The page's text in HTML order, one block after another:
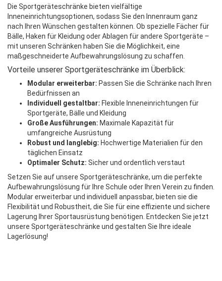
Die Sportgeräteschränke bieten vielfältige
Inneneinrichtungsoptionen, sodass Sie den Innenraum ganz
nach Ihren Wünschen gestalten können. Ob spezielle Fächer für
Bälle, Haken für Kleidung oder Ablagen für andere Sportgeräte –
mit unseren Schränken haben Sie die Möglichkeit, eine
maßgeschneiderte Aufbewahrungslösung zu schaffen.
Vorteile unserer Sportgeräteschränke im Überblick:
Modular erweiterbar: Passen Sie die Schränke nach Ihren
Bedürfnissen an
Individuell gestaltbar: Flexible Inneneinrichtungen für
Sportgeräte, Bälle und Kleidung
Große Ausführungen: Maximale Kapazität für
umfangreiche Ausrüstung
Robust und langlebig: Hochwertige Materialien für den
täglichen Einsatz
Optimaler Schutz: Sicher und ordentlich verstaut
Setzen Sie auf unsere Sportgeräteschränke, um die perfekte
Aufbewahrungslösung für Ihre Schule oder Ihren Verein zu finden.
Modular erweiterbar und individuell anpassbar, bieten sie die
Flexibilität und Robustheit, die Sie für eine effiziente und sichere
Lagerung Ihrer Sportausrüstung benötigen. Entdecken Sie jetzt
unsere Sportgeräteschränke und gestalten Sie Ihre ideale
Lagerlösung!